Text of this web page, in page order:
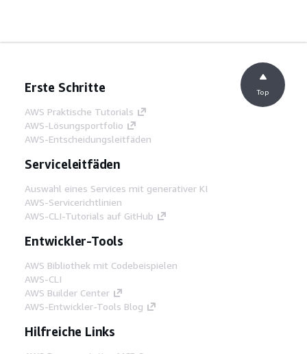
Erste Schritte
AWS Praktische Tutorials
AWS-Lösungsportfolio
AWS-Entscheidungsleitfäden
Serviceleitfäden
Auswahl eines Services mit generativer KI
AWS-Servicerichtlinien
AWS-CLI-Tutorials auf GitHub
Entwickler-Tools
AWS Bibliothek mit Codebeispielen
AWS-CLI
AWS Builder Center
AWS-Entwickler-Tools Blog
Hilfreiche Links
Top